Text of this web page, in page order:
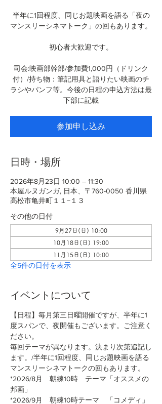
半年に1回程度、同じお題映画を語る「夜の
マンスリーシネマトーク」の回もあります。
初心者大歓迎です。
司会:映画部幹部/参加費1,000円（ドリンク
付）/持ち物：筆記用具と語りたい映画のチ
ラシやパンフ等。今後の日程の申込方法は最
下部に記載
参加申し込み
日時・場所
2026年8月23日 10:00 – 11:30
本屋ルヌガンガ, 日本、〒760-0050 香川県
高松市亀井町１１−１３
その他の日付
9月27日(日) 10:00
10月18日(日) 19:00
11月15日(日) 10:00
全5件の日付を表示
イベントについて
【日程】毎月第三日曜開催ですが、半年に1
度スパンで、夜開催もございます。ご注意く
ださい。
毎回テーマが異なります。決まり次第追記し
ます。/半年に1回程度、同じお題映画を語る
マンスリーシネマトークの回もあります。
*2026/8月　朝練10時　テーマ「オススメの
邦画」
*2026/9月　朝練10時テーマ　「コメディ」